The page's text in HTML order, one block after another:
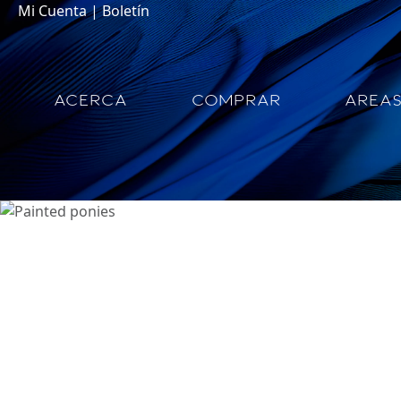
Mi Cuenta|Boletín
ACERCA COMPRAR